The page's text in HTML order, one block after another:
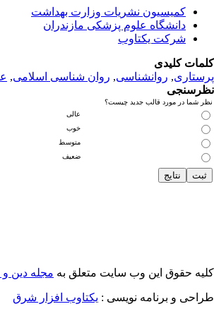
کمیسیون نشریات وزارت بهداشت
دانشگاه علوم پزشکی مازندران
شرکت یکتاوب
کلمات کلیدی
پرستاری, روانشناسی, روان شناسی اسلامی,
نظرسنجی
نظر شما در مورد قالب جدید چیست؟
عالی
خوب
متوسط
ضعیف
کلیه حقوق این وب سایت متعلق به مجله دین
طراحی و برنامه نویسی : یکتاوب افزار شرق